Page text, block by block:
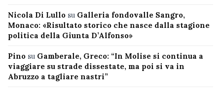
Nicola Di Lullo su Galleria fondovalle Sangro,
Monaco: «Risultato storico che nasce dalla stagione
politica della Giunta D’Alfonso»
Pino su Gamberale, Greco: “In Molise si continua a
viaggiare su strade dissestate, ma poi si va in
Abruzzo a tagliare nastri”